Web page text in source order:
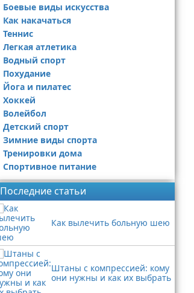
Боевые виды искусства
Как накачаться
Теннис
Легкая атлетика
Водный спорт
Похудание
Йога и пилатес
Хоккей
Волейбол
Детский спорт
Зимние виды спорта
Тренировки дома
Спортивное питание
Последние статьи
Как вылечить больную шею
Штаны с компрессией: кому
они нужны и как их выбрать